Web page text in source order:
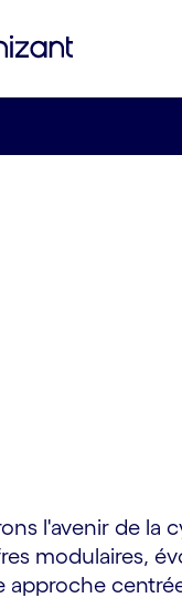
l'avenir de la
modulaires,
approche